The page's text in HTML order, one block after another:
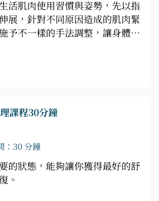
活肌肉使用習慣與姿勢，先以指
展，針對不同原因造成的肌肉緊
予不一樣的手法調整，讓身體結
。若你有運動舊傷，重大手術，
告知！感謝！
課程30分鐘
：30 分鐘
的狀態，能夠讓你獲得最好的舒
。